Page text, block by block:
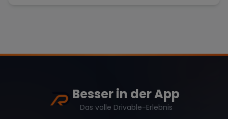
Besser in der App
Das volle Drivable-Erlebnis